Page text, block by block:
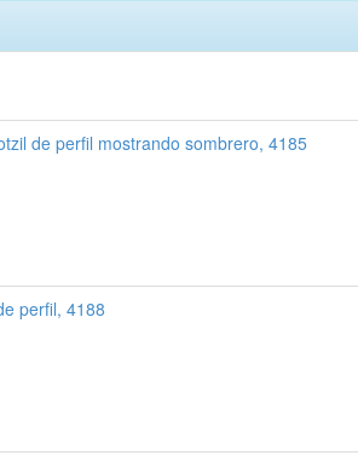
de perfil mostrando sombrero, 4185
perfil, 4188